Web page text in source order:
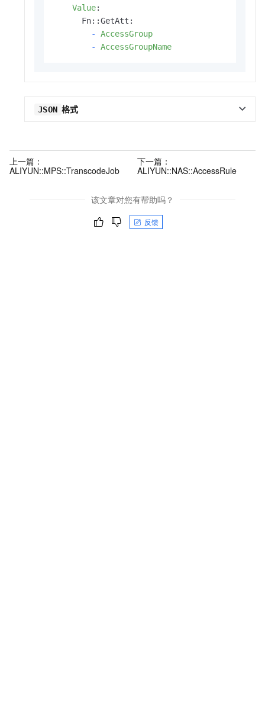
Value:
      Fn::GetAtt:
-
AccessGroup
-
JSON 格式
上一篇：
ALIYUN::MPS::TranscodeJob
下一篇：
ALIYUN::NAS::AccessRule
该文章对您有帮助吗？
反馈